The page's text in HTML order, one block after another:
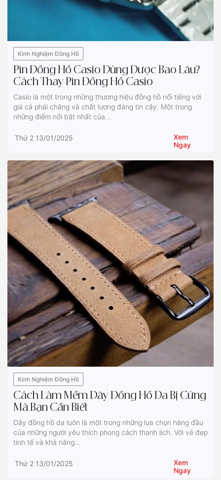
Kinh Nghiệm Đồng Hồ
Pin Đồng Hồ Casio Dùng Được Bao Lâu?
Cách Thay Pin Đồng Hồ Casio
Casio là một trong những thương hiệu đồng hồ nổi tiếng với
giá cả phải chăng và chất lượng đáng tin cậy. Một trong
những điểm nổi bật nhất của...
Thứ 2 13/01/2025
Xem
Ngay
Kinh Nghiệm Đồng Hồ
Cách Làm Mềm Dây Đồng Hồ Da Bị Cứng
Mà Bạn Cần Biết
Dây đồng hồ da luôn là một trong những lựa chọn hàng đầu
của những người yêu thích phong cách thanh lịch. Với vẻ đẹp
tinh tế và khả năng...
Thứ 2 13/01/2025
Xem
Ngay